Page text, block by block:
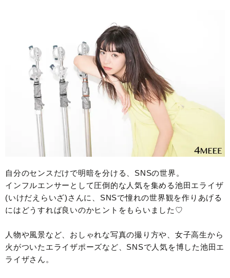
自分のセンスだけで明暗を分ける、SNSの世界。
インフルエンサーとして圧倒的な人気を集める池田エライザ
(いけだえらいざ)さんに、SNSで憧れの世界観を作りあげる
にはどうすれば良いのかヒントをもらいました♡
人物や風景など、おしゃれな写真の撮り方や、女子高生から
火がついたエライザポーズなど、SNSで人気を博した池田エ
ライザさん。